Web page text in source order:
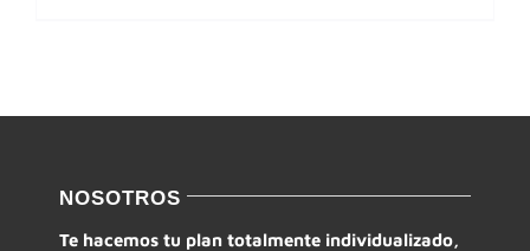
NOSOTROS
Te hacemos tu plan totalmente individualizado,